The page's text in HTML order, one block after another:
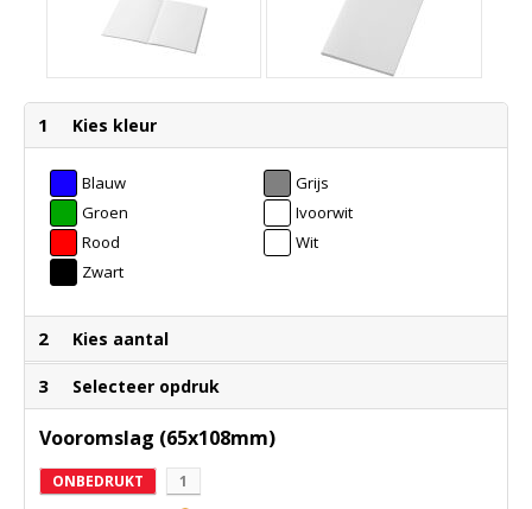
1 Kies kleur
Blauw
Grijs
Groen
Ivoorwit
Rood
Wit
Zwart
2 Kies aantal
3 Selecteer opdruk
Vooromslag (65x108mm)
ONBEDRUKT 1